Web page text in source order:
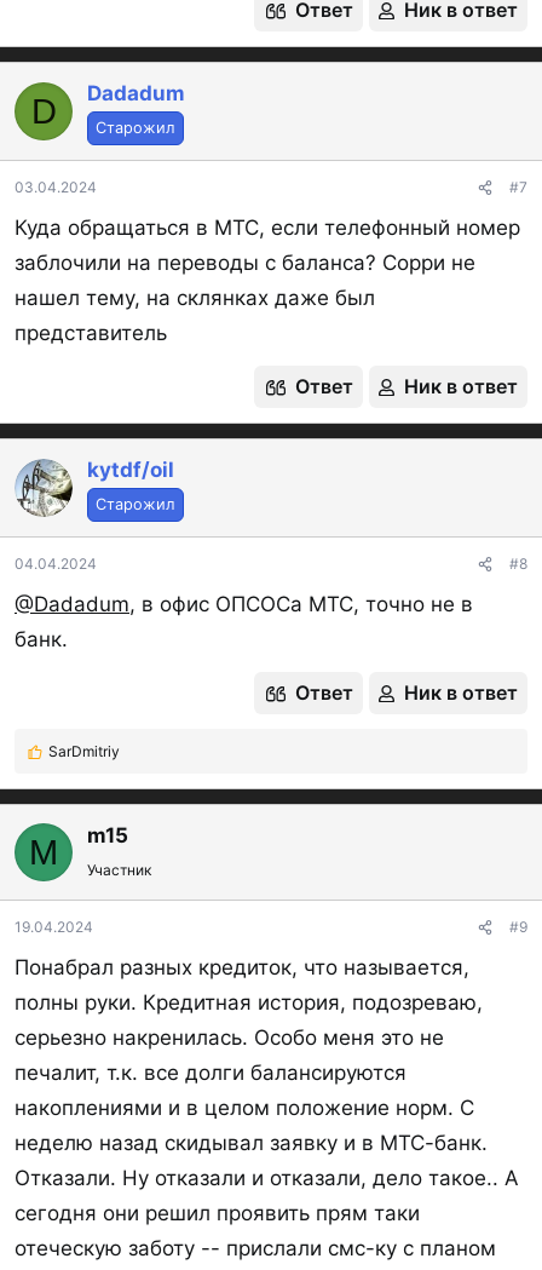
Ответ Ник в ответ
D Dadadum
Старожил
03.04.2024 #7
Куда обращаться в МТС, если телефонный номер
заблочили на переводы с баланса? Сорри не
нашел тему, на склянках даже был
представитель
Ответ Ник в ответ
kytdf/oil
Старожил
04.04.2024 #8
@Dadadum, в офис ОПСОСа МТС, точно не в
банк.
Ответ Ник в ответ
Р
е
а
к
и
и
:
SarDmitriy
M m15
Участник
19.04.2024 #9
Понабрал разных кредиток, что называется,
полны руки. Кредитная история, подозреваю,
серьезно накренилась. Особо меня это не
печалит, т.к. все долги балансируются
накоплениями и в целом положение норм. С
неделю назад скидывал заявку и в МТС-банк.
Отказали. Ну отказали и отказали, дело такое.. А
сегодня они решил проявить прям таки
отеческую заботу -- прислали смс-ку с планом